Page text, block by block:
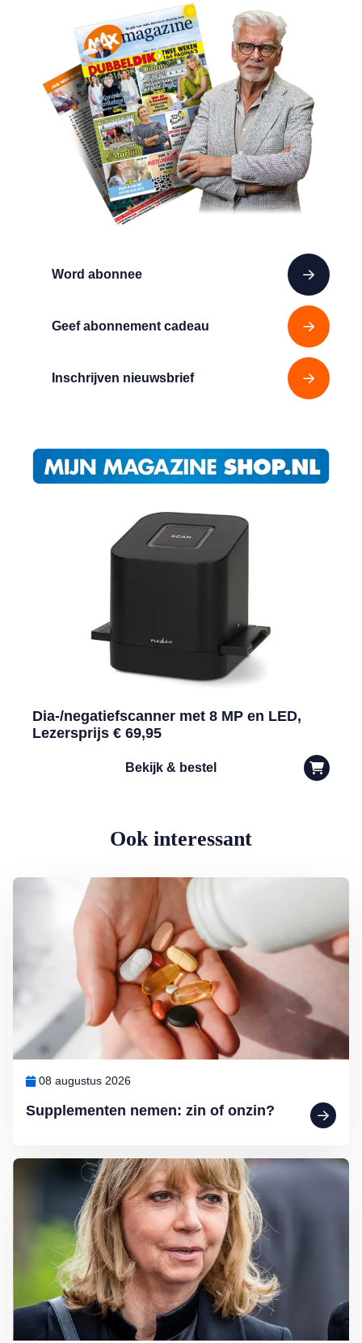
Word abonnee
Geef abonnement cadeau
Inschrijven nieuwsbrief
Dia-/negatiefscanner met 8 MP en LED,
Lezersprijs € 69,95
Bekijk & bestel
Ook interessant
Supplementen nemen: zin of onzin?
08 augustus 2026
Lees meer over Supplementen nemen: zin of onzin?
Lees meer over Eerbetoon Earth & Fire-zangeres Jerney Kaagman: